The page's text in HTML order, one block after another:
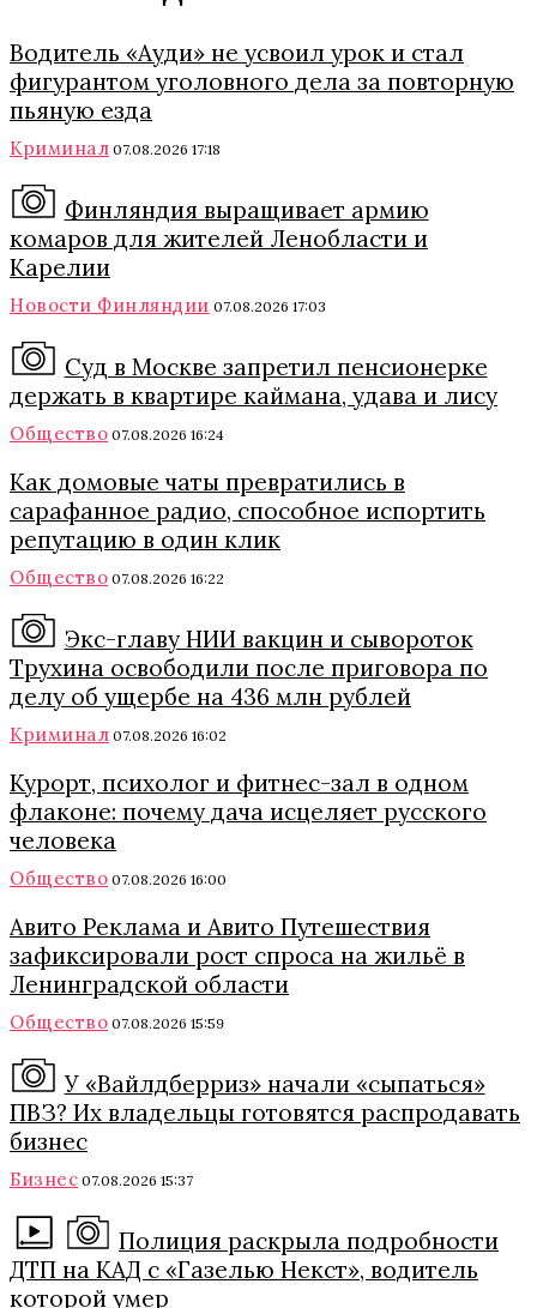
Водитель «Ауди» не усвоил урок и стал
фигурантом уголовного дела за повторную
пьяную езда
Криминал 07.08.2026 17:18
Финляндия выращивает армию
комаров для жителей Ленобласти и
Карелии
Новости Финляндии 07.08.2026 17:03
Суд в Москве запретил пенсионерке
держать в квартире каймана, удава и лису
Общество 07.08.2026 16:24
Как домовые чаты превратились в
сарафанное радио, способное испортить
репутацию в один клик
Общество 07.08.2026 16:22
Экс-главу НИИ вакцин и сывороток
Трухина освободили после приговора по
делу об ущербе на 436 млн рублей
Криминал 07.08.2026 16:02
Курорт, психолог и фитнес-зал в одном
флаконе: почему дача исцеляет русского
человека
Общество 07.08.2026 16:00
Авито Реклама и Авито Путешествия
зафиксировали рост спроса на жильё в
Ленинградской области
Общество 07.08.2026 15:59
У «Вайлдберриз» начали «сыпаться»
ПВЗ? Их владельцы готовятся распродавать
бизнес
Бизнес 07.08.2026 15:37
Полиция раскрыла подробности
ДТП на КАД с «Газелью Некст», водитель
которой умер